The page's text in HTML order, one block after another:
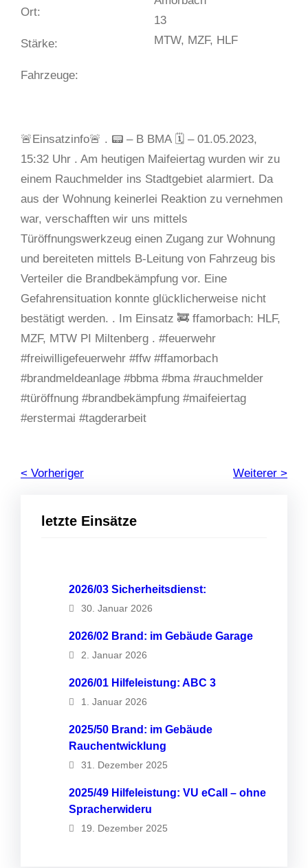
letzte Einsätze
2026/03 Sicherheitsdienst:
30. Januar 2026
2026/02 Brand: im Gebäude Garage
2. Januar 2026
2026/01 Hilfeleistung: ABC 3
1. Januar 2026
2025/50 Brand: im Gebäude
Rauchentwicklung
31. Dezember 2025
2025/49 Hilfeleistung: VU eCall – ohne
Spracherwideru
19. Dezember 2025
Ort:
Stärke:
Fahrzeuge:
13
MTW, MZF, HLF
🚨Einsatzinfo🚨 . 📟 – B BMA 🗓 – 01.05.2023,
15:32 Uhr . Am heutigen Maifeiertag wurden wir zu
einem Rauchmelder ins Stadtgebiet alarmiert. Da
aus der Wohnung keinerlei Reaktion zu vernehmen
war, verschafften wir uns mittels
Türöffnungswerkzeug einen Zugang zur Wohnung
und bereiteten mittels B-Leitung von Fahrzeug bis
Verteiler die Brandbekämpfung vor. Eine
Gefahrensituation konnte glücklicherweise nicht
bestätigt werden. . Im Einsatz 🚒 ffamorbach: HLF,
MZF, MTW PI Miltenberg . #feuerwehr
#freiwilligefeuerwehr #ffw #ffamorbach
#brandmeldeanlage #bbma #bma #rauchmelder
#türöffnung #brandbekämpfung #maifeiertag
#erstermai #tagderarbeit
< Vorheriger Weiterer >